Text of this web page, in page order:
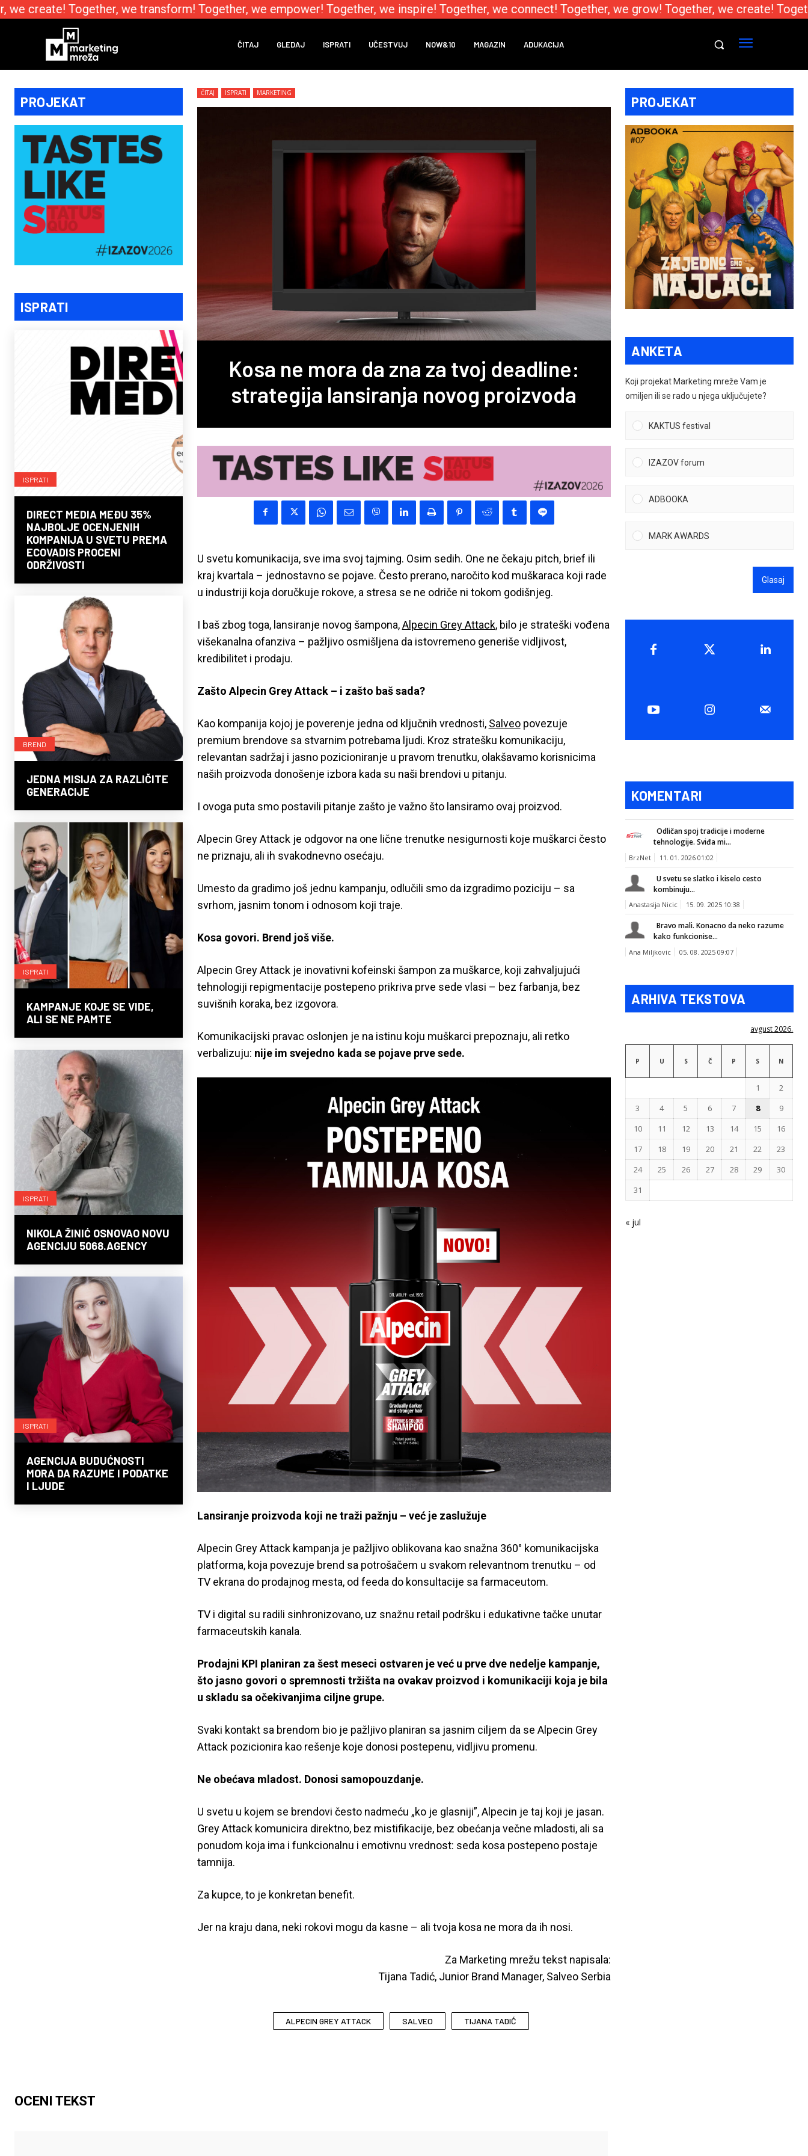
create! Together, we transform! Together, we empower! Together, we inspire! Together, we connect! Together, we grow! Together, we create!
ČITAJ GLEDAJ ISPRATI UČESTVUJ NOW&10 MAGAZIN ADUKACIJA
PROJEKAT
ISPRATI
ISPRATI
DIRECT MEDIA MEĐU 35%
NAJBOLJE OCENJENIH
KOMPANIJA U SVETU PREMA
ECOVADIS PROCENI
ODRŽIVOSTI
BREND
JEDNA MISIJA ZA RAZLIČITE
GENERACIJE
ISPRATI
KAMPANJE KOJE SE VIDE,
ALI SE NE PAMTE
ISPRATI
NIKOLA ŽINIĆ OSNOVAO NOVU
AGENCIJU 5068.AGENCY
ISPRATI
AGENCIJA BUDUĆNOSTI
MORA DA RAZUME I PODATKE
I LJUDE
ČITAJ ISPRATI MARKETING
Kosa ne mora da zna za tvoj deadline:
strategija lansiranja novog proizvoda
U svetu komunikacija, sve ima svoj tajming. Osim sedih. One ne čekaju pitch, brief ili
kraj kvartala – jednostavno se pojave. Često prerano, naročito kod muškaraca koji rade
u industriji koja doručkuje rokove, a stresa se ne odriče ni tokom godišnjeg.
I baš zbog toga, lansiranje novog šampona,Alpecin Grey Attack, bilo je strateški vođena
višekanalna ofanziva – pažljivo osmišljena da istovremeno generiše vidljivost,
kredibilitet i prodaju.
Zašto Alpecin Grey Attack – i zašto baš sada?
Kao kompanija kojoj je poverenje jedna od ključnih vrednosti, Salveopovezuje
premium brendove sa stvarnim potrebama ljudi. Kroz stratešku komunikaciju,
relevantan sadržaj i jasno pozicioniranje u pravom trenutku, olakšavamo korisnicima
naših proizvoda donošenje izbora kada su naši brendovi u pitanju.
I ovoga puta smo postavili pitanje zašto je važno što lansiramo ovaj proizvod.
Alpecin Grey Attack je odgovor na one lične trenutke nesigurnosti koje muškarci često
ne priznaju, ali ih svakodnevno osećaju.
Umesto da gradimo još jednu kampanju, odlučili smo da izgradimo poziciju – sa
svrhom, jasnim tonom i odnosom koji traje.
Kosa govori. Brend još više.
Alpecin Grey Attack je inovativni kofeinski šampon za muškarce, koji zahvaljujući
tehnologiji repigmentacije postepeno prikriva prve sede vlasi – bez farbanja, bez
suvišnih koraka, bez izgovora.
Komunikacijski pravac oslonjen je na istinu koju muškarci prepoznaju, ali retko
verbalizuju: nije im svejedno kada se pojave prve sede.
Lansiranje proizvoda koji ne traži pažnju – već je zaslužuje
Alpecin Grey Attack kampanja je pažljivo oblikovana kao snažna 360° komunikacijska
platforma, koja povezuje brend sa potrošačem u svakom relevantnom trenutku – od
TV ekrana do prodajnog mesta, od feeda do konsultacije sa farmaceutom.
TV i digital su radili sinhronizovano, uz snažnu retail podršku i edukativne tačke unutar
farmaceutskih kanala.
Prodajni KPI planiran za šest meseci ostvaren je već u prve dve nedelje kampanje,
što jasno govori o spremnosti tržišta na ovakav proizvod i komunikaciji koja je bila
u skladu sa očekivanjima ciljne grupe.
Svaki kontakt sa brendom bio je pažljivo planiran sa jasnim ciljem da se Alpecin Grey
Attack pozicionira kao rešenje koje donosi postepenu, vidljivu promenu.
Ne obećava mladost. Donosi samopouzdanje.
U svetu u kojem se brendovi često nadmeću „ko je glasniji”, Alpecin je taj koji je jasan.
Grey Attack komunicira direktno, bez mistifikacije, bez obećanja večne mladosti, ali sa
ponudom koja ima i funkcionalnu i emotivnu vrednost: seda kosa postepeno postaje
tamnija.
Za kupce, to je konkretan benefit.
Jer na kraju dana, neki rokovi mogu da kasne – ali tvoja kosa ne mora da ih nosi.
Za Marketing mrežu tekst napisala:
Tijana Tadić, Junior Brand Manager, Salveo Serbia
ALPECIN GREY ATTACK SALVEO TIJANA TADIĆ
PROJEKAT
ANKETA
Koji projekat Marketing mreže Vam je
omiljen ili se rado u njega uključujete?
KAKTUS festival
IZAZOV forum
ADBOOKA
MARK AWARDS
Glasaj
KOMENTARI
Odličan spoj tradicije i moderne
tehnologije. Sviđa mi...
BrzNet 11. 01. 2026 01:02
U svetu se slatko i kiselo cesto
kombinuju...
Anastasija Nicic 15. 09. 2025 10:38
Bravo mali. Konacno da neko razume
kako funkcionise...
Ana Miljkovic 05. 08. 2025 09:07
ARHIVA TEKSTOVA
avgust 2026.
P U S Č P S N
1
2
3
4 5 6 7 8
9
10
11 12 13 14 15
16
17
18 19 20 21 22
23
24
25 26 27 28 29
30
31
« jul
OCENI TEKST